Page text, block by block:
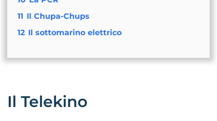
11 Il Chupa-Chups
12 Il sottomarino elettrico
Il Telekino